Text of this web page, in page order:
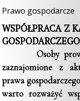
Prawo gospodarcze
WSPÓŁPRACA Z
GOSPODARCZEGO
Osoby
zaznajomione z
prawa
warto rozważyć